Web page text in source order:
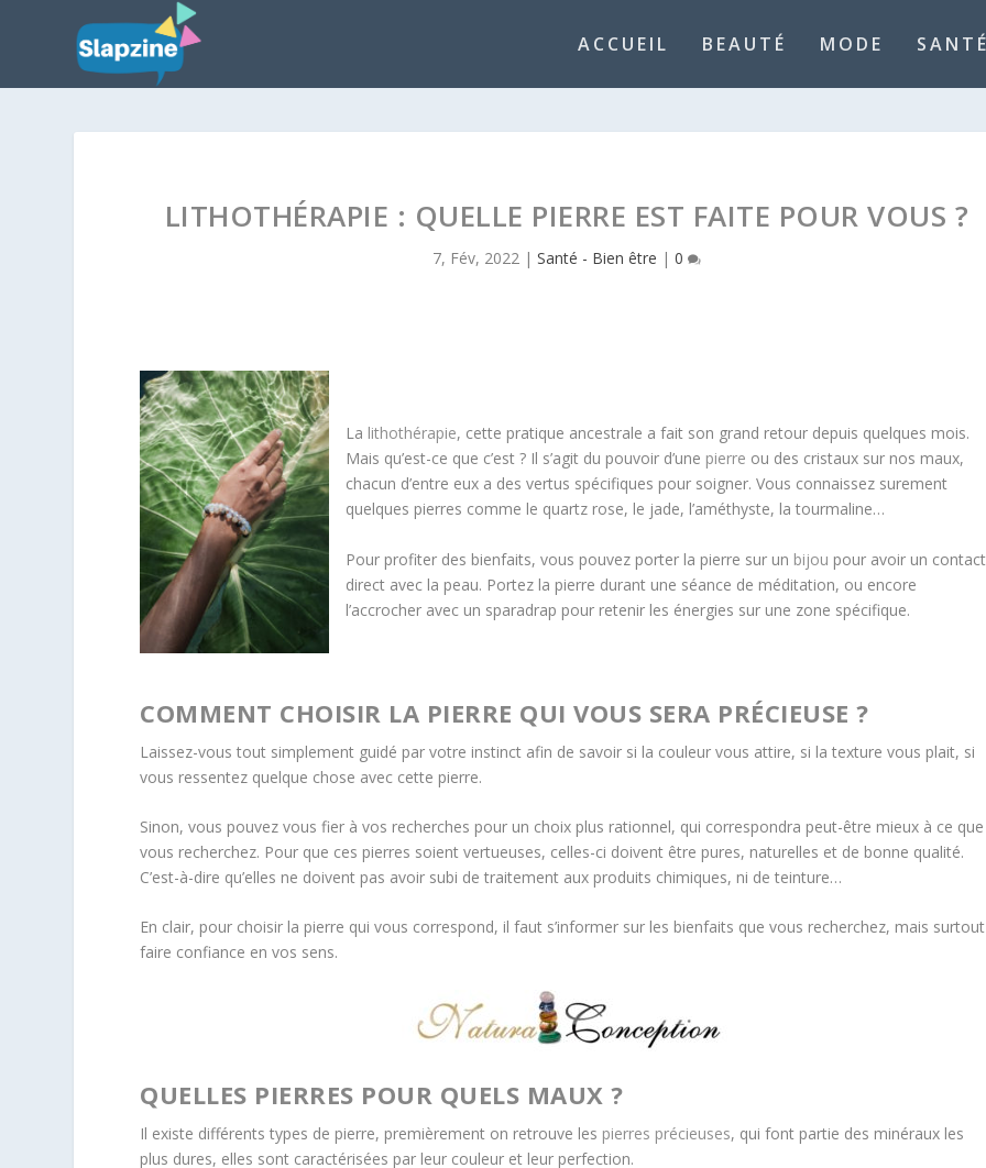
ACCUEIL BEAUTÉ MODE
LITHOTHÉRAPIE : QUELLE PIERRE EST FAITE POUR VOUS ?
7, Fév, 2022| Santé - Bien être | 0
La lithothérapie, cette pratique ancestrale a fait son grand retour depuis quelques mois.
Mais qu’est-ce que c’est ? Il s’agit du pouvoir d’une pierre ou des cristaux sur nos maux,
chacun d’entre eux a des vertus spécifiques pour soigner. Vous connaissez surement
quelques pierres comme le quartz rose, le jade, l’améthyste, la tourmaline…
Pour profiter des bienfaits, vous pouvez porter la pierre sur un bijou pour avoir un contact
direct avec la peau. Portez la pierre durant une séance de méditation, ou encore
l’accrocher avec un sparadrap pour retenir les énergies sur une zone spécifique.
COMMENT CHOISIR LA PIERRE QUI VOUS SERA PRÉCIEUSE ?
Laissez-vous tout simplement guidé par votre instinct afin de savoir si la couleur vous attire, si la texture vous plait, si
vous ressentez quelque chose avec cette pierre.
Sinon, vous pouvez vous fier à vos recherches pour un choix plus rationnel, qui correspondra peut-être mieux à ce que
vous recherchez. Pour que ces pierres soient vertueuses, celles-ci doivent être pures, naturelles et de bonne qualité.
C’est-à-dire qu’elles ne doivent pas avoir subi de traitement aux produits chimiques, ni de teinture…
En clair, pour choisir la pierre qui vous correspond, il faut s’informer sur les bienfaits que vous recherchez, mais surtout
faire confiance en vos sens.
QUELLES PIERRES POUR QUELS MAUX ?
Il existe différents types de pierre, premièrement on retrouve les pierres précieuses, qui font partie des minéraux les
plus dures, elles sont caractérisées par leur couleur et leur perfection.